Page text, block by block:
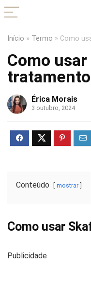
Início » Termo » Como
Como
Érica Morais
3 outubro, 2024
Conteúdo mostrar
Como usar
Publicidade